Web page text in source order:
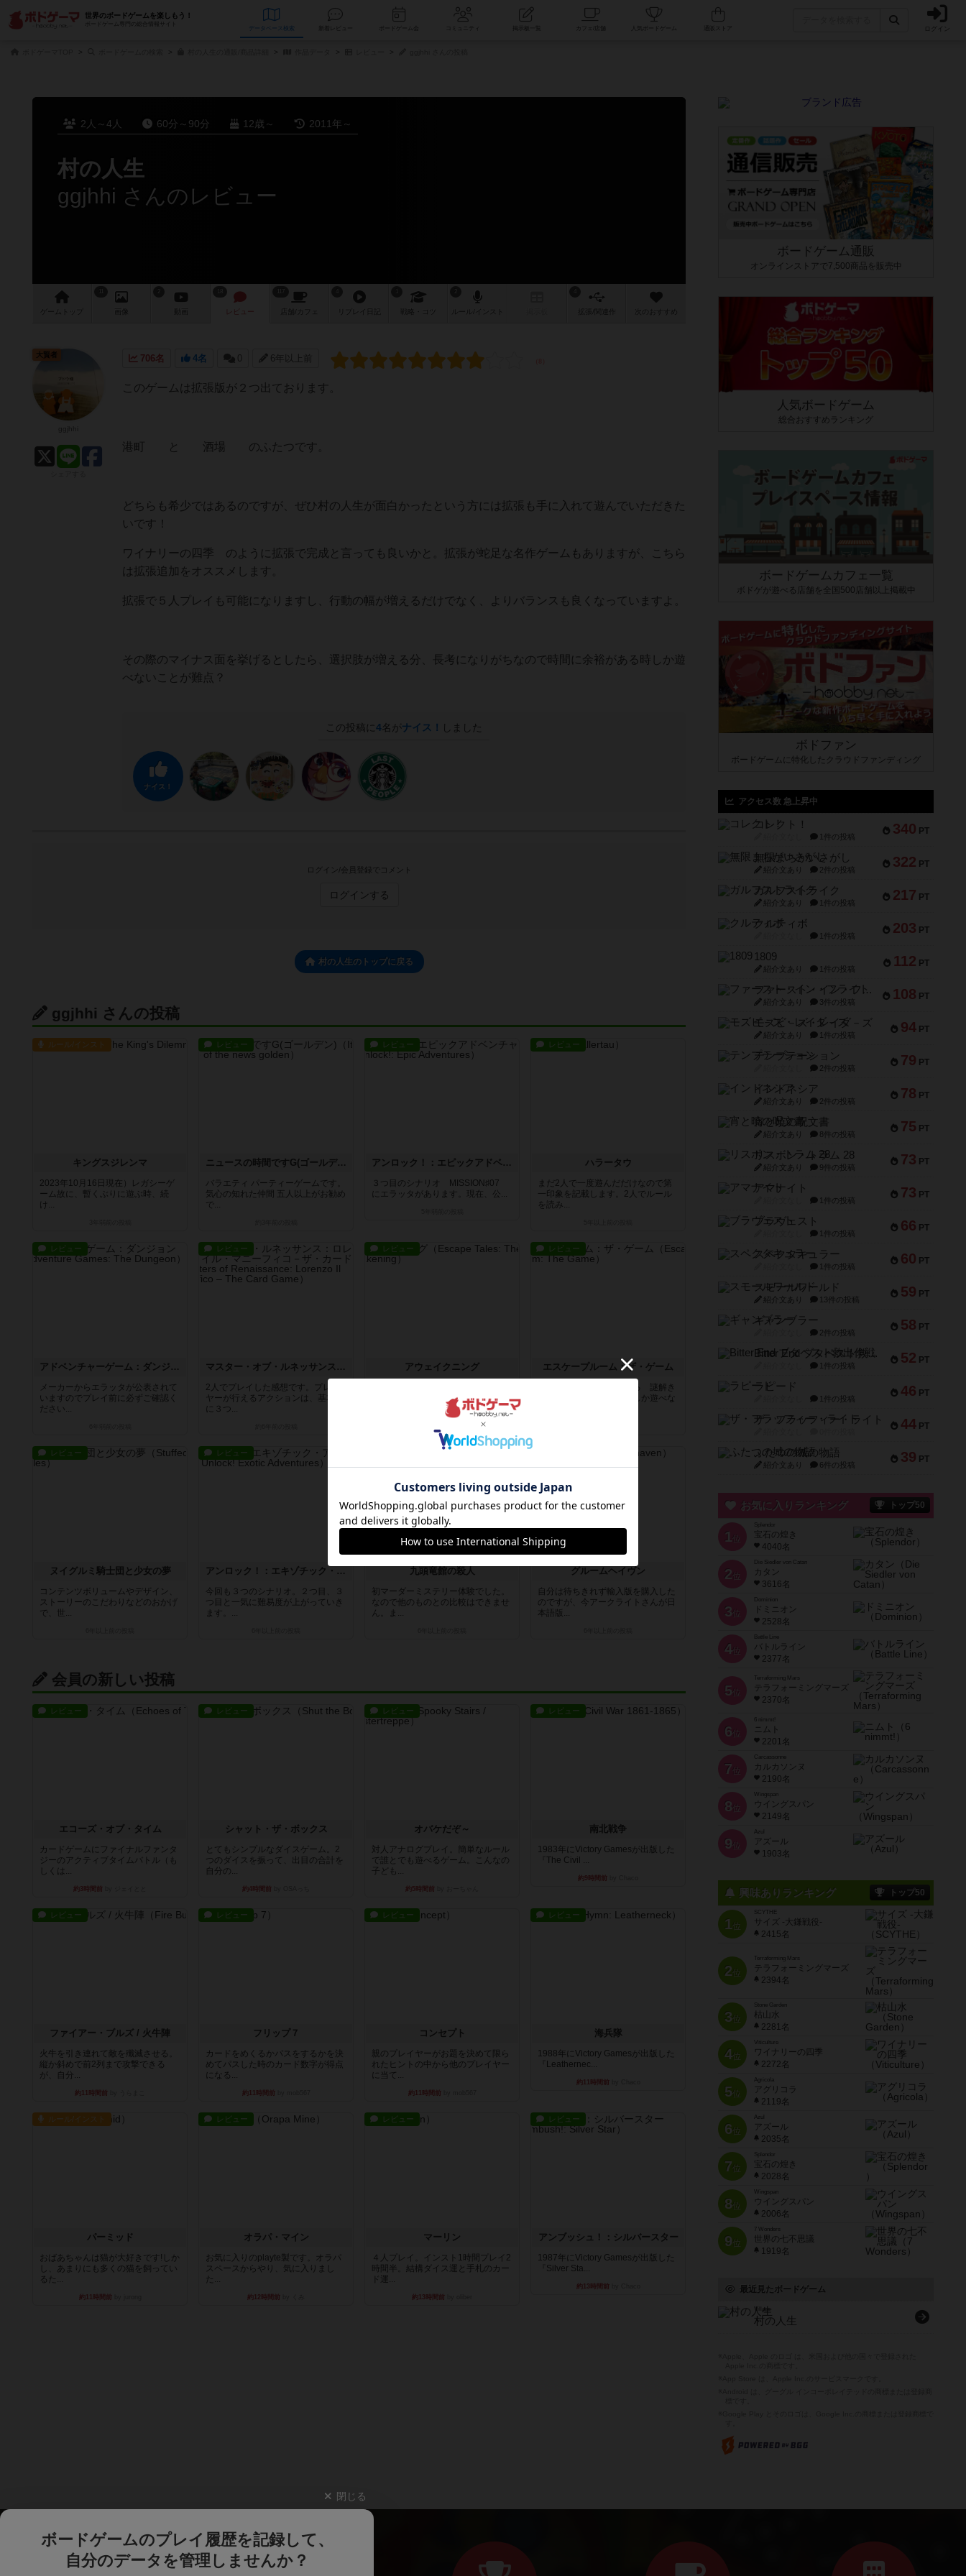
世界のボードゲームを楽しもう！
ボードゲーム専門の総合情報サイト
データベース コミュニティ 人気ボードゲーム ログイン
2人～4人 60分～90分 12歳～ 2011年～
村の人生
ggjhhi さんのレビュー
ゲーム 画像 レビュー 店舗/ カフェ 戦略 作 次のおすすめ
706名 4名 0 6年以上前
このゲームは拡張版が２つ出ております。
港町 と 酒場 のふたつです。
どちらも希少ではあるのですが、ぜひ村の人生が面白かったという方には拡張も手に入れて遊んでいただきた
いです！
ワイナリーの四季 のように拡張で完成と言っても良いかと。拡張が蛇足な名作ゲームもありますが、こちら
は拡張追加をオススメします。
拡張で５人プレイも可能になりますし、行動の幅が増えるだけでなく、よりバランスも良くなっていますよ。
その際のマイナス面を挙げるとしたら、選択肢が増える分、
長考になりがちなので時間に余裕がある時しか遊
べないことが難点？
この投稿に 4名がナイス！ しました
ナイス！
大賢者
ログイン/会員登録でコメント
ログインする
村の人生のトップに戻る
ggjhhi さんの投稿
ルール/インスト
キングスジレンマ
2023年10月16日現在）レガシーゲ
ーム故に、暫くぶりに遊ぶ時、続
け...
レビュー
ニュースの時間ですG(ゴールデン)
バラエティ パーティーゲームです。
気心の知れた仲間 五人以上がお勧め
で...
レビュー
アンロック！：エピックアドベンチャー
３つ目のシナリオ MISSION♯07
にエラッタがあります。現在、公...
レビュー
ハラータウ
まだ2人で一度遊んだだけなので第
一印象を記載します。2人でルール
を読み...
レビュー
アドベンチャーゲーム：ダンジョン
メーカーからエラッタが公表されて
いますのでプレイ前に必ずご確認く
ださい...
レビュー
マスター・オブ・ルネッサンス：ロレンツォ・イル・マニーフィコ－ザ・カードゲーム
2人でプレイした感想です。プレイ
ヤーが行えるアクションは、基本的
に３つ...
レビュー
アウェイクニング
きの答え合わせやヒント入手を行い
レビュー
エスケープルーム：ザ・ゲーム
３つのシナリオが楽しめる 謎解き
脱出ゲームそれぞれ一度しか遊べな
レビュー
ヌイグルミ騎士団と少女の夢
コンテンツボリュームやデザイン、
ストーリーのこだわりなどのおかげ
で、世...
レビュー
アンロック！：エキゾチック・アドベンチャー
今回も３つのシナリオ。２つ目、３
つ目と一気に難易度が上がっていき
ます。...
九頭竜館の殺人
初マーダーミステリー体験でした。
なので他のものとの比較はできませ
ん。ま...
グルームヘイヴン
自分は待ちきれず輸入版を購入した
のですが、今アークライトさんが日
本語版...
会員の新しい投稿
レビュー
エコーズ・オブ・タイム
カードゲームにファイナルファンタ
ジーのアクティブタイムバトル（も
しくは...
約3時間前
レビュー
シャット・ザ・ボックス
とてもシンプルなダイスゲーム。2
つのダイスを振って、出目の合計を
自分の...
約4時間前
レビュー
オバケだぞ～
対人アナログプレイ。簡単なルール
で誰とでも遊べるゲーム。こんなの
子ども...
約5時間前
レビュー
南北戦争
1983年にVictory Gamesが出版した
『The Civil ...
約9時間前
レビュー
ファイアー・ブルズ / 火牛陣
火牛を引き連れて敵を殲滅させる。
縦か斜めで前2列まで攻撃できる
が、自分...
約11時間前
レビュー
フリップ７
カードをめくるかパスをするかを決
めてパスした時のカード数字が得点
になる...
約11時間前
レビュー
コンセプト
親のプレイヤーがお題を決めて限ら
れたヒントの中から他のプレイヤー
に当て...
約11時間前
レビュー
海兵隊
1988年にVictory Gamesが出版した
『Leathernec...
約11時間前
ルール/インスト
パーミッド
おばあちゃんは猫が大好きです!しか
し、あまりにも多くの猫を飼ってい
るた...
約11時間前
レビュー
オラパ・マイン
お気に入りのplayte製です。オラパ
スペースからやり、気に入りまし
た...
約12時間前
レビュー
マーリン
４人プレイ。インスト1時間プレイ2
時間半。結構ダイス運と手札のカー
ド運...
約13時間前
レビュー
アンブッシュ！：シルバースター
1987年にVictory Gamesが出版した
『Silver Sta...
約13時間前
ボードゲーム通販
オンラインストアで7,500商品を販売中
人気ボードゲーム
総合おすすめランキング
ボードゲームカフェ一覧
ボドゲが遊べる店舗を全国500店舗以上掲載中
ボドファン
ボードゲームに特化したクラウドファンディング
アクセス数 急上昇中
340 PT
コレクト！
1件の投稿
322 PT
無限まちがいさがし
紹介文あり 2件の投稿
217 PT
ガルフストライク
紹介文あり 1件の投稿
203 PT
クルティボ
1件の投稿
112 PT
1809
紹介文あり 1件の投稿
108 PT
ファースト・イン・フライト
紹介文あり 3件の投稿
94 PT
モズビ－ズ・レイダ－ズ
紹介文あり 1件の投稿
79 PT
テンプテーション
2件の投稿
78 PT
インドネシア
紹介文あり 2件の投稿
75 PT
宵と暁の呪文書
紹介文あり 8件の投稿
73 PT
リスボン・トラム 28
紹介文あり 9件の投稿
73 PT
アマナイト
1件の投稿
66 PT
ブラヴェスト
1件の投稿
60 PT
スペクタキュラー
1件の投稿
59 PT
スモールワールド
紹介文あり 13件の投稿
58 PT
ギャンブラー
2件の投稿
52 PT
Bitter End ブタペスト救出作戦
1件の投稿
46 PT
ラピード
1件の投稿
44 PT
ザ・フラッフィー・ライト
39 PT
ふたつの城の物語
紹介文あり 6件の投稿
お気に入りランキング トップ50
1 位
宝石の煌き
4040名
2 位
Die Siedler von Catan
カタン
3616名
3 位
ドミニオン
2528名
4位
Battle Line
バトルライン
2377名
5 位
Terraforming Mars
テラフォーミングマーズ
2370名
6 位
ニムト
2201名
7 位
Carcassonne
カルカソンヌ
2190名
8 位
Wingspan
ウイングスパン
2149名
9 位
Azul
アズール
1903名
興味ありランキング トップ50
1位
SCYTHE
サイズ -大鎌戦役-
2415名
2位
Terraforming Mars
テラフォーミングマーズ
2394名
3位
Stone Garden
枯山水
2281名
4位
Viticulture
ワイナリーの四季
2272名
5位
Agricola
アグリコラ
2119名
6位
Azul
アズール
2035名
7位
宝石の煌き
2028名
8位
Wingspan
ウイングスパン
2006名
9位
7 Wonders
世界の七不思議
1919名
最近見たボードゲーム
Village
村の人生
閉じる
ボードゲームのプレイ履歴を記録して、
自分のデータを管理しませんか？